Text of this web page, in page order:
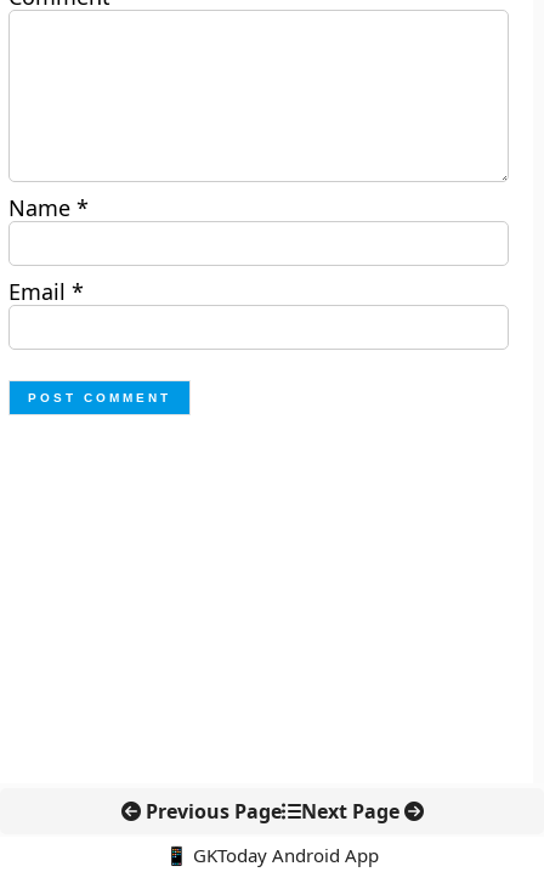
Name*
Email*
Previous Page Next Page
📱 GKToday Android App